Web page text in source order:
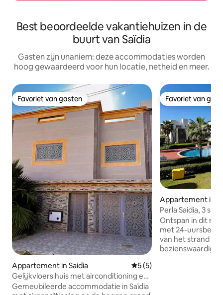
Best beoordeelde vakantiehuizen in de
buurt van Saïdia
Gasten zijn unaniem: deze accommodaties worden
hoog gewaardeerd voor hun locatie, netheid en meer.
Favoriet van gasten
Favoriet van gasten
Appartement in Saidia Gemiddelde beoordeling
5 (5)
Gelijkvloers huis met airconditioning en
terras
Gemeubileerde accommodatie in Saïdia
Favoriet van
Favoriet van
Appartement in
Perla Saidia, 3
snelle wifi
Ontspan in dit
met 24-
van het strand en